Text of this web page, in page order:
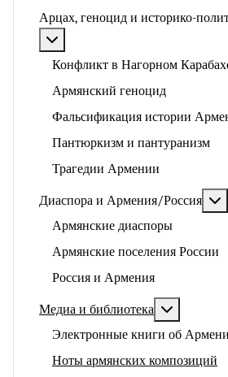
Арцах, геноцид и историко-
Конфликт в Нагорном
Армянский геноцид
Фальсификация истории
Пантюркизм и пантуранизм
Трагедии Армении
Диаспора и Армения/Россия
Армянские диаспоры
Армянские поселения России
Россия и Армения
Медиа и библиотека
Электронные книги об
Ноты армянских композиций